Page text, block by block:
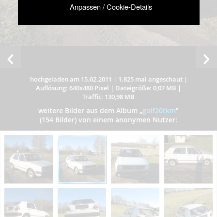
Anpassen / Cookie-Details
hochgeladen am 15.02.2011 | 1.825 mal angeschaut|
Auflösung: 640x480 Pixel | Dateigröße: 0,07 MB |
Traffic: 130,98 MB
weitere Bilder aus dem Album „golf20tkm”
(154 Bilder) von einem anonymen Nutzer: